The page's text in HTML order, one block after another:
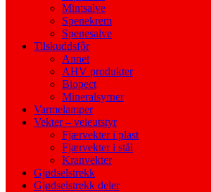
Mintsalve
Spenekrem
Spenesalve
Tilskuddsfôr
Annet
AHV produkter
Biopect
Mineralsyrner
Varmelamper
Vekter – veieutstyr
Fjærvekter i plast
Fjærvekter i stål
Kranvekter
Gjødselstrekk
Gjødselstrekk deler